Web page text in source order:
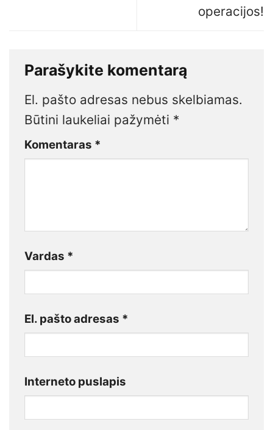
operacijos!
Parašykite komentarą
El. pašto adresas nebus skelbiamas.
Būtini laukeliai pažymėti *
Komentaras *
Vardas *
El. pašto adresas *
Interneto puslapis